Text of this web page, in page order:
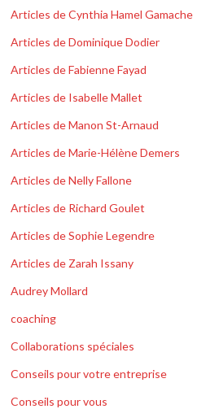
Articles de Cynthia Hamel Gamache
Articles de Dominique Dodier
Articles de Fabienne Fayad
Articles de Isabelle Mallet
Articles de Manon St-Arnaud
Articles de Marie-Hélène Demers
Articles de Nelly Fallone
Articles de Richard Goulet
Articles de Sophie Legendre
Articles de Zarah Issany
Audrey Mollard
coaching
Collaborations spéciales
Conseils pour votre entreprise
Conseils pour vous